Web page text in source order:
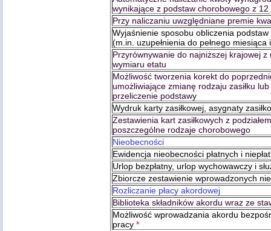
wynikające z podstaw chorobowego z 12
Przy naliczaniu uwzględniane premie
Wyjaśnienie sposobu obliczenia
(m.in. uzupełnienia do pełnego
Przyrównywanie do najniższej krajowej z
wymiaru etatu
Możliwość tworzenia korekt do
umożliwiające zmianę rodzaju zasiłku
przeliczenie podstawy
Wydruk karty zasiłkowej, asygnaty
Zestawienia kart zasiłkowych z
poszczególne rodzaje chorobowego
Nieobecności
Ewidencja nieobecności płatnych i
Urlop bezpłatny, urlop wychowawczy i
Zbiorcze zestawienie wprowadzonych
Rozliczanie płacy akordowej
Biblioteka składników akordu wraz ze
Możliwość wprowadzania akordu
pracy *